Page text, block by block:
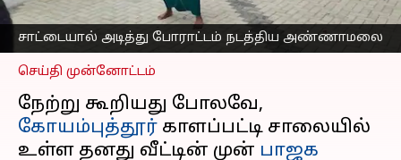
சாட்டையால் அடித்து போராட்டம் நடத்திய அண்ணாமலை
எழுதியவர் Venkatalakshmi V Dec 27, 2024 11:22 am
செய்தி முன்னோட்டம்
நேற்று கூறியது போலவே,
கோயம்புத்தூர் காளப்பட்டி சாலையில்
உள்ள தனது வீட்டின் முன் பாஜக